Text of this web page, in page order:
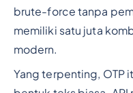
brute-force tanpa
memiliki satu juta
modern.
Yang terpenting, OTP